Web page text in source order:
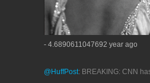
- 4.6890611047692 year ago
@HuffPost: BREAKING: CNN